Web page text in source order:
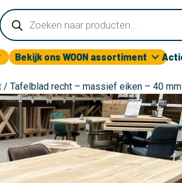
Producten
zoeken
Bekijk ons WOON assortiment
/ Tafelblad recht – massief eiken – 40 mm